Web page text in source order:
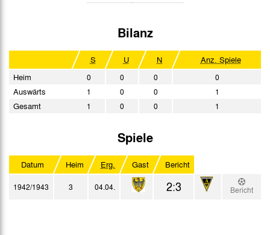
Bilanz
S U N
Anz. Spiele
Heim
0 0 0 0
Auswärts 1 0 0 1
Gesamt 1 0 0 1
Spiele
Datum Heim Erg. Gast Bericht
1942/1943 3 04.04. 2:3 Bericht